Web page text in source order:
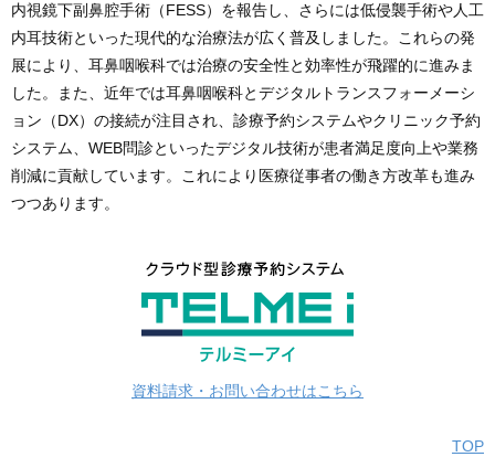
内視鏡下副鼻腔手術（FESS）を報告し、さらには低侵襲手術や人工
内耳技術といった現代的な治療法が広く普及しました。これらの発
展により、耳鼻咽喉科では治療の安全性と効率性が飛躍的に進みま
した。また、近年では耳鼻咽喉科とデジタルトランスフォーメーシ
ョン（DX）の接続が注目され、診療予約システムやクリニック予約
システム、WEB問診といったデジタル技術が患者満足度向上や業務
削減に貢献しています。これにより医療従事者の働き方改革も進み
つつあります。
資料請求・お問い合わせはこちら
TOP